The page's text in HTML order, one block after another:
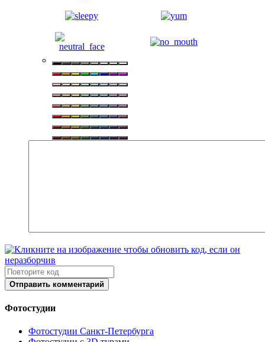
Отправить комментарий
Фотостудии
Фотостудии Санкт-Петербурга